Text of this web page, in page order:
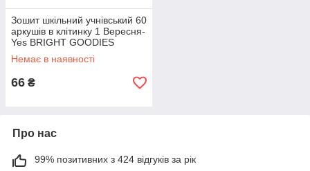
Зошит шкільний учнівський 60
аркушів в клітинку 1 Вересня-
Yes BRIGHT GOODIES
Зошити шкільні клітинка
Немає в наявності
66 ₴
Про нас
99% позитивних з 424 відгуків за рік